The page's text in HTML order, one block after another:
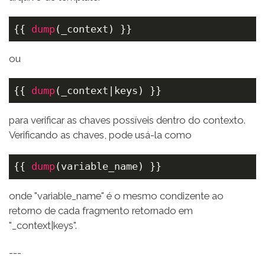
{{ dump(_context) }}
ou
{{ dump(_context|keys) }}
para verificar as chaves possíveis dentro do contexto.
Verificando as chaves, pode usá-la como
{{ dump(variable_name) }}
onde "variable_name" é o mesmo condizente ao
retorno de cada fragmento retornado em
"_context|keys".
---